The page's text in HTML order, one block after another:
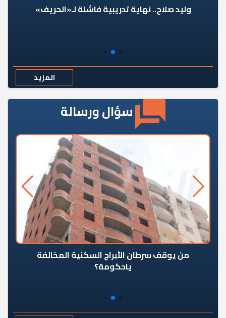
وليد صلاح.. نهاية تدريبية فاشلة لـ«الحريف»
المزيد
سؤال ورسالة
من يوقف سرطان الأبراج السكنية المخالفة
ياحكومة؟